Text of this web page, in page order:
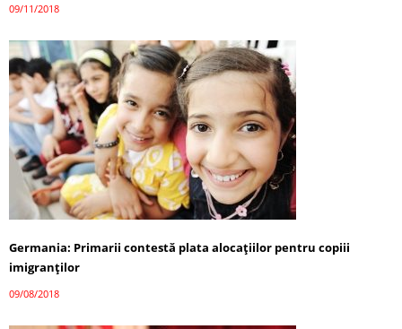
09/11/2018
Germania: Primarii contestă plata alocaţiilor pentru copiii
imigranţilor
09/08/2018